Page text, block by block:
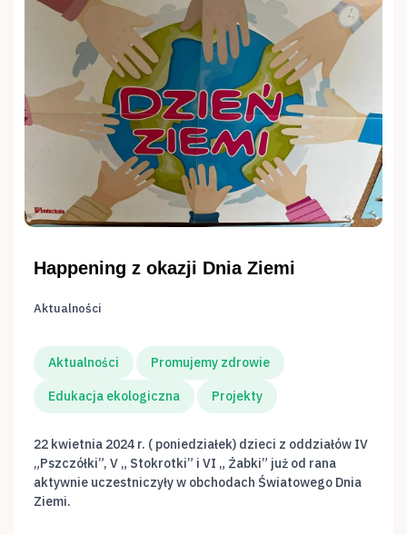
Happening z okazji Dnia Ziemi
Aktualności
Aktualności Promujemy zdrowie
Edukacja ekologiczna Projekty
22 kwietnia 2024 r. ( poniedziałek) dzieci z oddziałów IV
„Pszczółki”, V „ Stokrotki” i VI „ Żabki” już od rana
aktywnie uczestniczyły w obchodach Światowego Dnia
Ziemi.